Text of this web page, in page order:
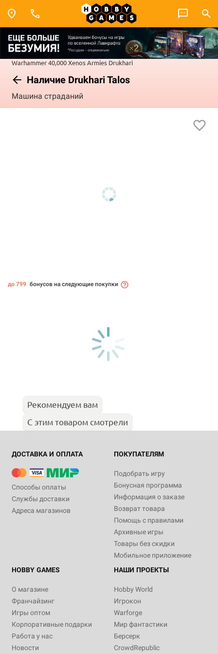
Warhammer 40,000Xenos Armies Drukhari
Наличие Drukhari Talos
Машина страданий
до 799 бонусов на следующие покупки
Рекомендуем вам
С этим товаром смотрели
ДОСТАВКА И ОПЛАТА
Способы оплаты
Службы доставки
Адреса магазинов
ПОКУПАТЕЛЯМ
Подобрать игру
Бонусная программа
Информация о заказе
Возврат товара
Помощь с правилами
Архивные игры
Товары без скидки
Мобильное приложение
HOBBY GAMES
О магазине
Франчайзинг
Игры оптом
Корпоративные подарки
Работа у нас
Новости
НАШИ ПРОЕКТЫ
Hobby World
Игрокон
Warforge
Мир фантастики
Берсерк
CrowdRepublic